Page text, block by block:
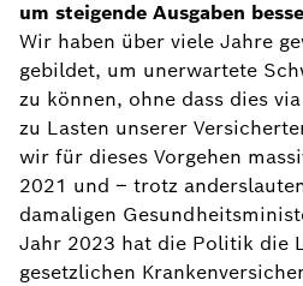
um steigende Ausgaben
Wir haben über viele Jahre
gebildet, um unerwartete
zu können, ohne dass dies
zu Lasten unserer
wir für dieses Vorgehen
2021 und – trotz
damaligen
Jahr 2023 hat die Politik die
gesetzlichen